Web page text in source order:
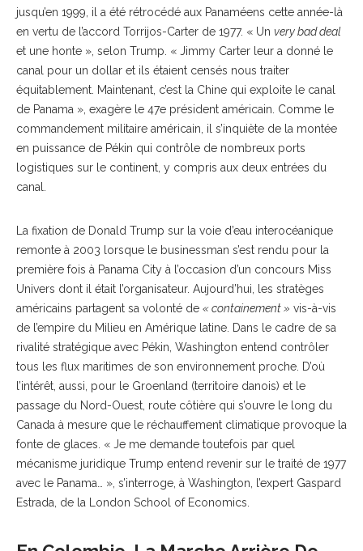
jusqu’en 1999, il a été rétrocédé aux Panaméens cette année-là
en vertu de l’accord Torrijos-Carter de 1977. « Un very bad deal
et une honte », selon Trump. « Jimmy Carter leur a donné le
canal pour un dollar et ils étaient censés nous traiter
équitablement. Maintenant, c’est la Chine qui exploite le canal
de Panama », exagère le 47e président américain. Comme le
commandement militaire américain, il s’inquiète de la montée
en puissance de Pékin qui contrôle de nombreux ports
logistiques sur le continent, y compris aux deux entrées du
canal.
La fixation de Donald Trump sur la voie d’eau interocéanique
remonte à 2003 lorsque le businessman s’est rendu pour la
première fois à Panama City à l’occasion d’un concours Miss
Univers dont il était l’organisateur. Aujourd’hui, les stratèges
américains partagent sa volonté de « containement » vis-à-vis
de l’empire du Milieu en Amérique latine. Dans le cadre de sa
rivalité stratégique avec Pékin, Washington entend contrôler
tous les flux maritimes de son environnement proche. D’où
l’intérêt, aussi, pour le Groenland (territoire danois) et le
passage du Nord-Ouest, route côtière qui s’ouvre le long du
Canada à mesure que le réchauffement climatique provoque la
fonte de glaces. « Je me demande toutefois par quel
mécanisme juridique Trump entend revenir sur le traité de 1977
avec le Panama… », s’interroge, à Washington, l’expert Gaspard
Estrada, de la London School of Economics.